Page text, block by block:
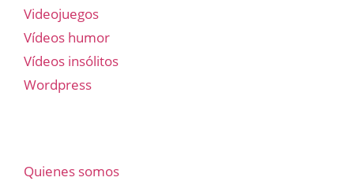
Videojuegos
Vídeos humor
Vídeos insólitos
Wordpress
Quienes somos